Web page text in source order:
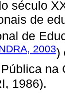
século
de
de
2003)
1986).